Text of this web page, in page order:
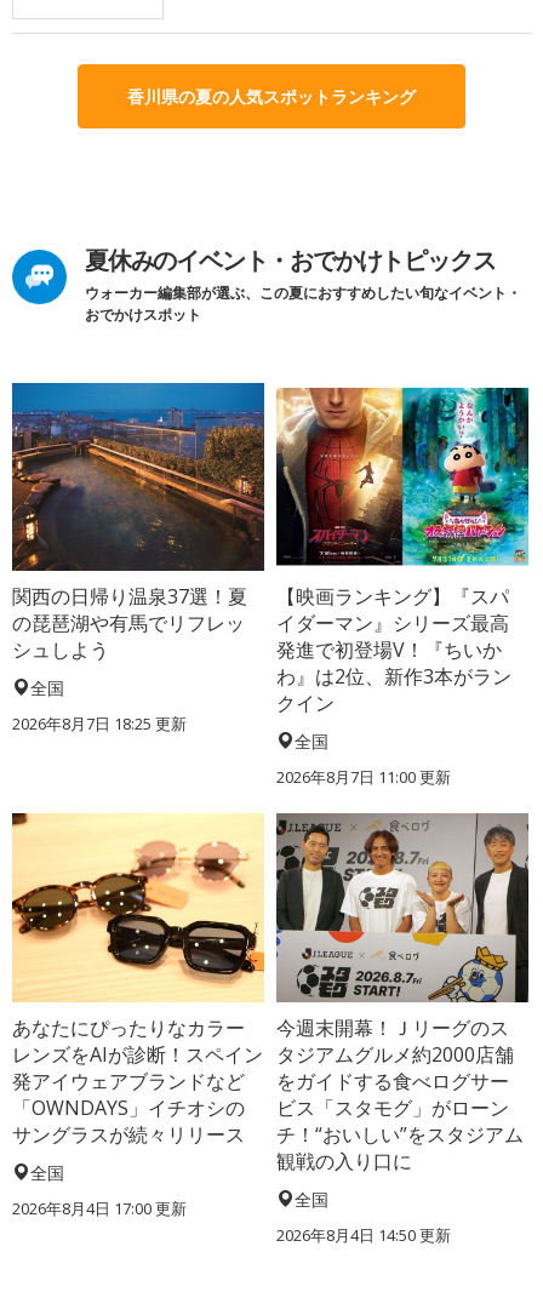
香川県の夏の人気スポットランキング
夏休みのイベント・おでかけトピックス
ウォーカー編集部が選ぶ、この夏におすすめしたい旬なイベント・
おでかけスポット
関西の日帰り温泉37選！夏
の琵琶湖や有馬でリフレッ
シュしよう
全国
2026年8月7日 18:25 更新
【映画ランキング】『スパ
イダーマン』シリーズ最高
発進で初登場V！『ちいか
わ』は2位、新作3本がラン
クイン
全国
2026年8月7日 11:00更新
あなたにぴったりなカラー
レンズをAIが診断！スペイン
発アイウェアブランドなど
「OWNDAYS」イチオシの
サングラスが続々リリース
全国
2026年8月4日 17:00更新
今週末開幕！Ｊリーグのス
タジアムグルメ約2000店舗
をガイドする食べログサー
ビス「スタモグ」がローン
チ！“おいしい”をスタジアム
観戦の入り口に
全国
2026年8月4日 14:50更新